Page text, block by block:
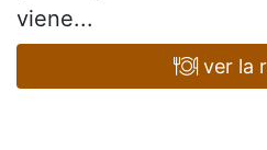
viene...
ver la